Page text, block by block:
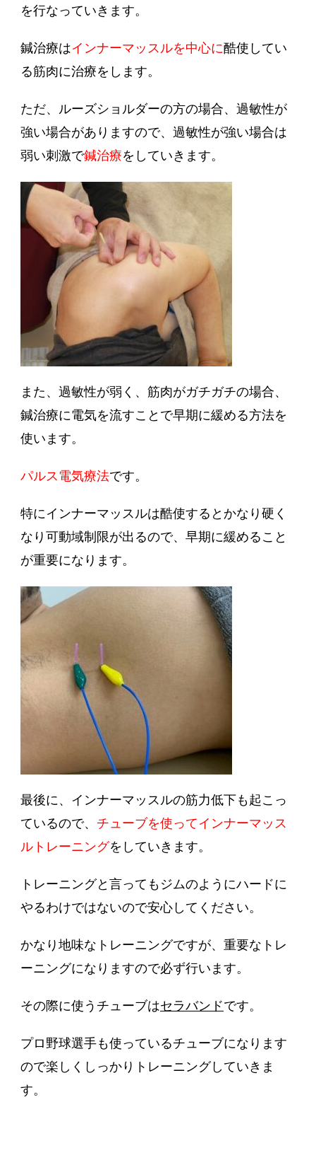
を行なっていきます。
鍼治療はインナーマッスルを中心に酷使してい
る筋肉に治療をします。
ただ、 ルーズショルダーの方の場合、過敏性が
強い場合がありますので、過敏性が強い場合は
弱い刺激で鍼治療をしていきます。
また、過敏性が弱く、筋肉がガチガチの場合、
鍼治療に電気を流すことで早期に緩める方法を
使います。
パルス電気療法です。
特にインナーマッスルは酷使するとかなり硬く
なり可動域制限が出るので、早期に緩めること
が重要になります。
最後に、 インナーマッスルの筋力低下も起こっ
ているので、 チューブを使ってインナーマッス
ルトレーニングをしていきます。
トレーニングと言ってもジムのようにハードに
やるわけではないので安心してください。
かなり地味なトレーニングですが、重要なトレ
ーニングになりますので必ず行います。
その際に使うチューブはセラバンドです。
プロ野球選手も使っているチューブになります
ので楽しくしっかりトレーニングしていきま
す。